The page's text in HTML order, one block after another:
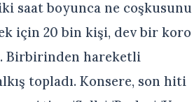
saat boyunca ne coşkusunu
için 20 bin kişi, dev bir koro
Birbirinden hareketli
topladı. Konsere, son hiti